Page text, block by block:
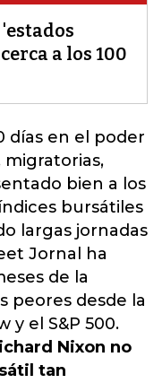
a los 100
días en el poder
migratorias,
bien a los
bursátiles
largas jornadas
Jornal ha
de la
peores desde la
y el S&P 500.
Nixon no
tan